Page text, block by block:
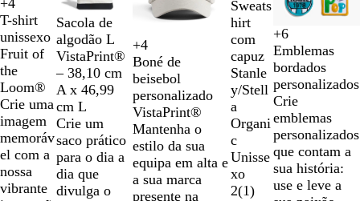
P
r
e
t
o
B
r
a
n
c
o
L
a
r
a
n
j
a
A
z
u
l
R
o
y
a
l
T-shirt
unissexo
Fruit of
the
Loom®
Crie uma
imagem
memoráv
el com a
nossa
vibrante
P
r
e
t
o
d
e
D
o
i
s
N
a
t
u
r
a
l
Sacola de
algodão L
VistaPrint®
– 38,10 cm
A x 46,99
cm L
Crie um
saco prático
para o dia a
dia que
divulga o
V
e
r
d
e
f
l
o
r
A
z
u
l
R
o
y
a
l
C
i
n
z
e
n
t
o
-
B
r
a
n
c
o
+4
Boné de
beisebol
personalizado
VistaPrint®
Mantenha o
estilo da sua
equipa em alta e
a sua marca
presente na
r
e
t
o
r
a
n
c
o
n
t
r
a
c
i
t
e
i
n
z
e
n
t
o
m
e
s
c
Sweats
hirt
com
capuz
Stanle
y/Stell
a
Organi
c
Unisse
xo
2(1)
P
r
e
t
o
E
s
m
e
r
a
l
d
a
C
a
r
d
i
n
a
l
A
z
u
l
c
o
l
o
n
i
+6
Emblemas
bordados
personalizados
Crie
emblemas
personalizados
que contam a
sua história:
use e leve a
de
5